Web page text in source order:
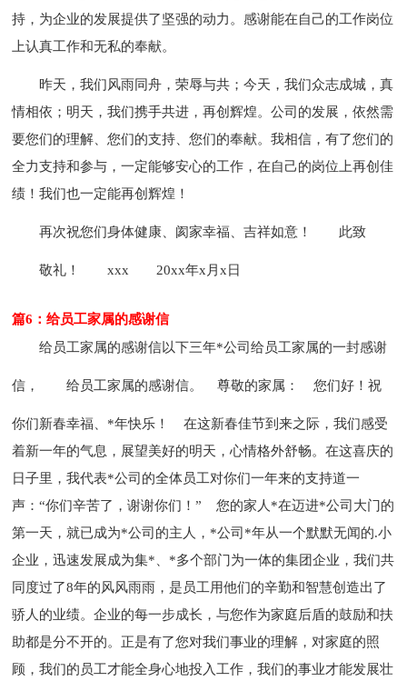
持，为企业的发展提供了坚强的动力。感谢能在自己的工作岗位
上认真工作和无私的奉献。
昨天，我们风雨同舟，荣辱与共；今天，我们众志成城，真
情相依；明天，我们携手共进，再创辉煌。公司的发展，依然需
要您们的理解、您们的支持、您们的奉献。我相信，有了您们的
全力支持和参与，一定能够安心的工作，在自己的岗位上再创佳
绩！我们也一定能再创辉煌！
再次祝您们身体健康、阂家幸福、吉祥如意！ 此致
敬礼！ xxx 20xx年x月x日
篇6：给员工家属的感谢信
给员工家属的感谢信以下三年*公司给员工家属的一封感谢
信， 给员工家属的感谢信。 尊敬的家属： 您们好！祝
你们新春幸福、*年快乐！ 在这新春佳节到来之际，我们感受
着新一年的气息，展望美好的明天，心情格外舒畅。在这喜庆的
日子里，我代表*公司的全体员工对你们一年来的支持道一
声：“你们辛苦了，谢谢你们！” 您的家人*在迈进*公司大门的
第一天，就已成为*公司的主人，*公司*年从一个默默无闻的.小
企业，迅速发展成为集*、*多个部门为一体的集团企业，我们共
同度过了8年的风风雨雨，是员工用他们的辛勤和智慧创造出了
骄人的业绩。企业的每一步成长，与您作为家庭后盾的鼓励和扶
助都是分不开的。正是有了您对我们事业的理解，对家庭的照
顾，我们的员工才能全身心地投入工作，我们的事业才能发展壮